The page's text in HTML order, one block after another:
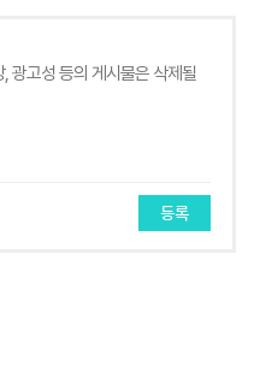
등록